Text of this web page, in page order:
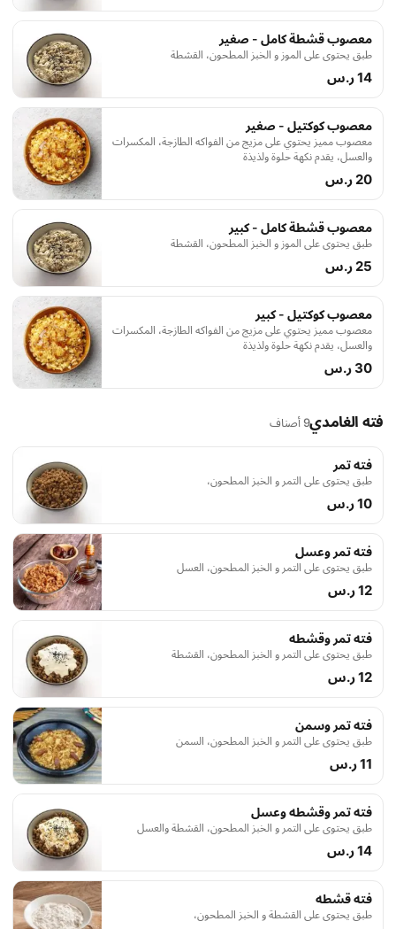
معصوب قشطة كامل - صغير
طبق يحتوي على الموز و الخبز المطحون، القشطة
14 ر.س
معصوب كوكتيل - صغير
معصوب مميز يحتوي على مزيج من الفواكه الطازجة، المكسرات
والعسل، يقدم نكهة حلوة ولذيذة
20 ر.س
معصوب قشطة كامل - كبير
طبق يحتوي على الموز و الخبز المطحون، القشطة
25 ر.س
معصوب كوكتيل - كبير
معصوب مميز يحتوي على مزيج من الفواكه الطازجة، المكسرات
والعسل، يقدم نكهة حلوة ولذيذة
30 ر.س
فته الغامدي9 أصناف
فته تمر
طبق يحتوي على التمر و الخبز المطحون،
10 ر.س
فته تمر وعسل
طبق يحتوي على التمر و الخبز المطحون، العسل
12 ر.س
فته تمر وقشطه
طبق يحتوي على التمر و الخبز المطحون، القشطة
12 ر.س
فته تمر وسمن
طبق يحتوي على التمر و الخبز المطحون، السمن
11 ر.س
فته تمر وقشطه وعسل
طبق يحتوي على التمر و الخبز المطحون، القشطة والعسل
14 ر.س
فته قشطه
طبق يحتوي على القشطة و الخبز المطحون،